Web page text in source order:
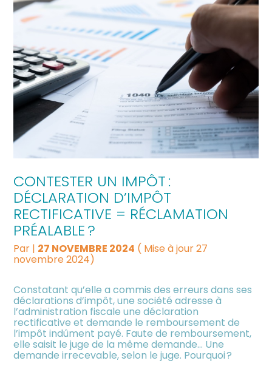
CONTESTER UN IMPÔT :
DÉCLARATION D’IMPÔT
RECTIFICATIVE = RÉCLAMATION
PRÉALABLE ?
Par | 27 NOVEMBRE 2024 ( Mise à jour 27
novembre 2024)
Constatant qu’elle a commis des erreurs dans ses
déclarations d’impôt, une société adresse à
l’administration fiscale une déclaration
rectificative et demande le remboursement de
l’impôt indûment payé. Faute de remboursement,
elle saisit le juge de la même demande… Une
demande irrecevable, selon le juge. Pourquoi ?